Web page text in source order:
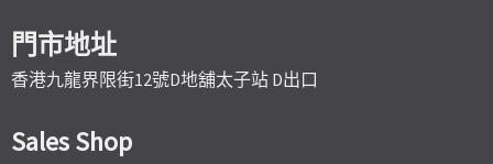
門市地址
香港九龍界限街12號D地舖太子站 D出口
Sales Shop